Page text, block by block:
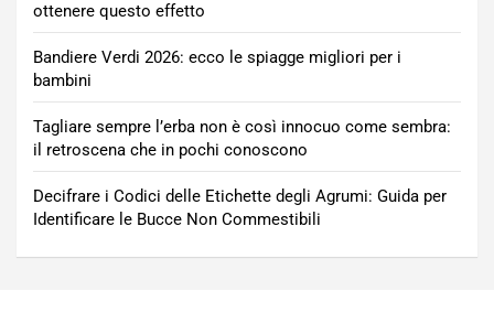
ottenere questo effetto
Bandiere Verdi 2026: ecco le spiagge migliori per i
bambini
Tagliare sempre l’erba non è così innocuo come sembra:
il retroscena che in pochi conoscono
Decifrare i Codici delle Etichette degli Agrumi: Guida per
Identificare le Bucce Non Commestibili